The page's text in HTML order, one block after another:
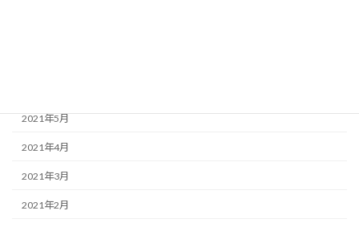
2021年5月
2021年4月
2021年3月
2021年2月